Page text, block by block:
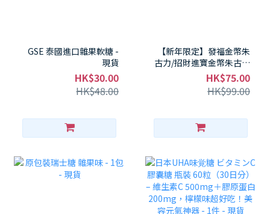
GSE 泰國進口雜果軟糖 -
現貨
HK$30.00
HK$48.00
【新年限定】發福金幣朱
古力/招財進寶金幣朱古力
- 1包 現貨
HK$75.00
HK$99.00